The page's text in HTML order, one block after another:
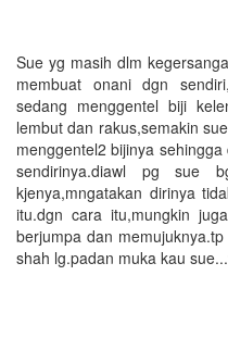
Sue yg masih dlm
membuat onani dgn
sedang menggentel biji
lembut dan rakus,semakin
menggentel2 bijinya
sendirinya.diawl pg sue
kjenya,mngatakan dirinya
itu.dgn cara itu,mungkin
berjumpa dan
shah lg.padan muka kau